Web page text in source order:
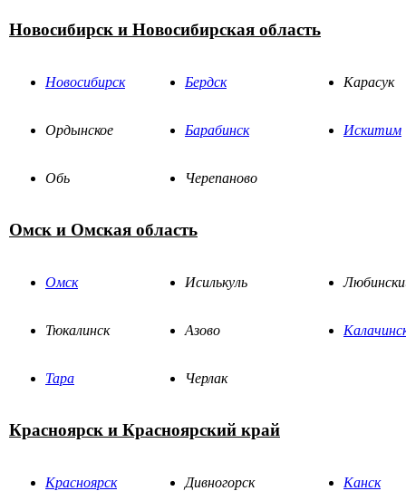
Новосибирск и Новосибирская область
Новосибирск Бердск Карасук
Ордынское Барабинск Искитим
Обь Черепаново
Омск и Омская область
Омск Исилькуль
Тюкалинск Азово
Тара Черлак
Красноярск и Красноярский край
Красноярск Дивногорск Канск